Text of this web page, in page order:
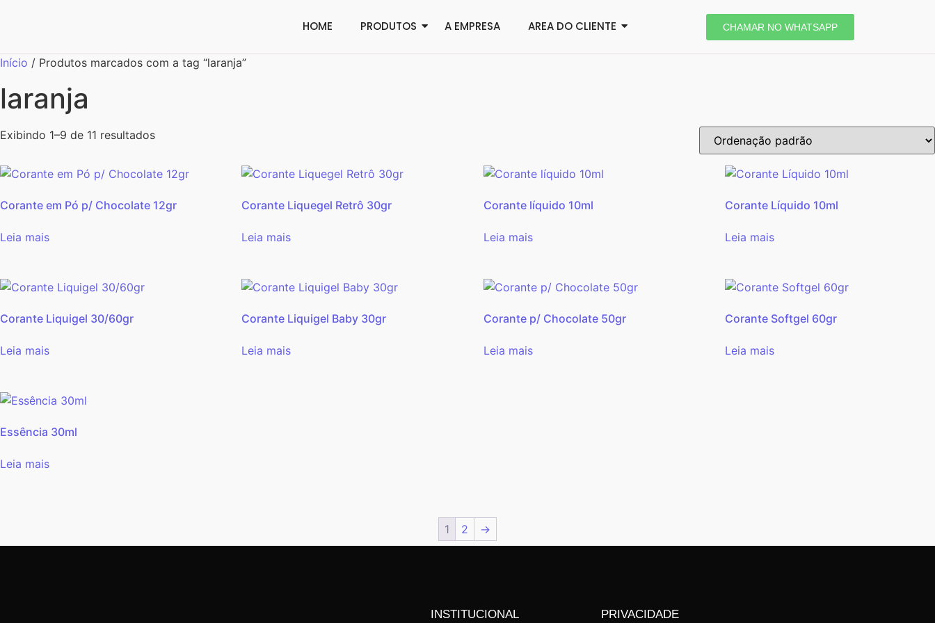
HOME PRODUTOS A EMPRESA AREA DO CLIENTE CHAMAR NO WHATSAPP
Início / Produtos marcados com a tag “laranja”
laranja
Exibindo 1–9 de 11 resultados
Corante em Pó p/ Chocolate 12gr
Leia mais
Corante Liquegel Retrô 30gr
Leia mais
Corante líquido 10ml
Leia mais
Corante Líquido 10ml
Leia mais
Corante Liquigel 30/60gr
Leia mais
Corante Liquigel Baby 30gr
Leia mais
Corante p/ Chocolate 50gr
Leia mais
Corante Softgel 60gr
Leia mais
Essência 30ml
Leia mais
1 2 →
INSTITUCIONAL PRIVACIDADE